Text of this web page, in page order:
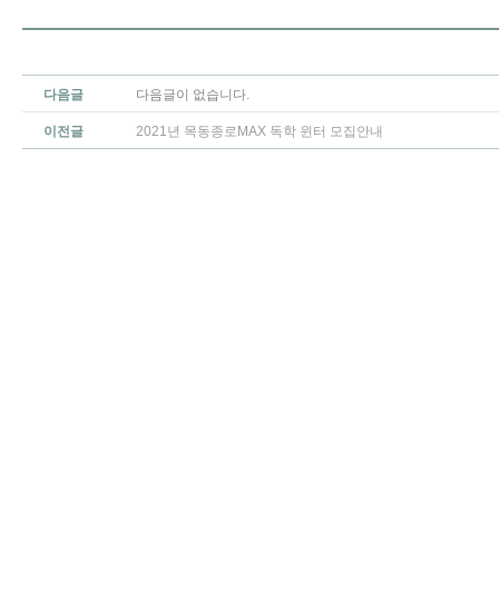
다음글 다음글이 없습니다.
이전글 2021년 목동종로MAX 독학 윈터 모집안내